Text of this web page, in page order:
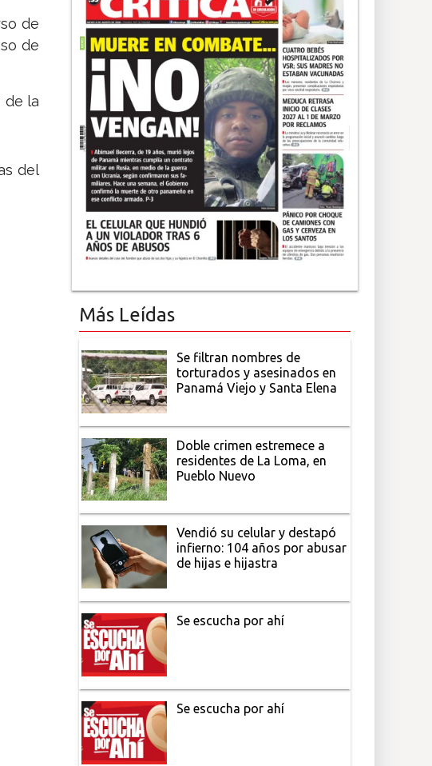
de
de
de la
del
Más Leídas
Se filtran nombres de
torturados y asesinados en
Panamá Viejo y Santa Elena
Doble crimen estremece a
residentes de La Loma, en
Pueblo Nuevo
Vendió su celular y destapó
infierno: 104 años por abusar
de hijas e hijastra
Se escucha por ahí
Se escucha por ahí